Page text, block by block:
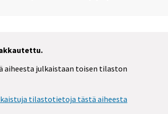
julkaistaan toisen tilaston
tilastotietoja tästä aiheesta